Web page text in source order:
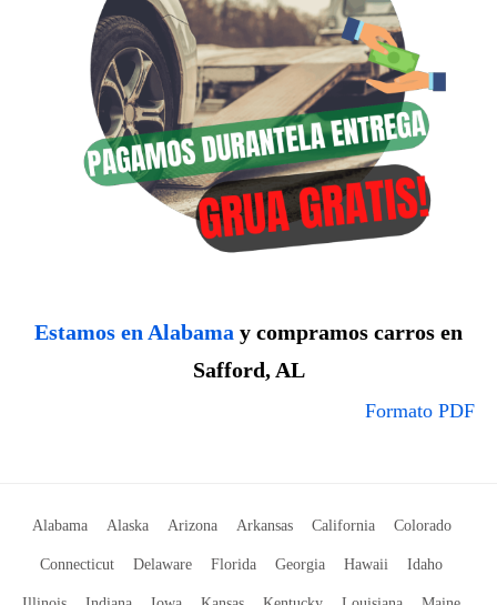
Estamos en Alabama y compramos carros en
Safford, AL
Formato PDF
Alabama Alaska Arizona Arkansas California Colorado
Connecticut Delaware Florida Georgia Hawaii Idaho